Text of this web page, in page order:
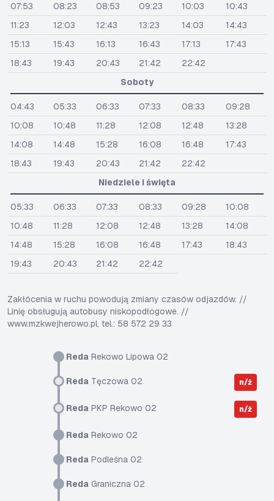
Reda Rekowo Lipowa 02
Reda Tęczowa 02 n/ż
Reda PKP Rekowo 02 n/ż
Reda Rekowo 02
Reda Podleśna 02
Reda Graniczna 02
07:53
08:23 08:53 09:23 10:03
10:43
11:23
12:03 12:43 13:23 14:03
14:43
15:13
15:43 16:13 16:43 17:13
17:43
18:43
19:43 20:43 21:42
22:42
Soboty
04:43 05:33 06:33 07:33 08:33
09:28
10:08
10:48 11:28 12:08 12:48
13:28
14:08
14:48 15:28 16:08 16:48
17:43
18:43
19:43 20:43 21:42
22:42
Niedziele i święta
05:33 06:33 07:33 08:33 09:28
10:08
10:48
11:28 12:08 12:48 13:28
14:08
14:48
15:28 16:08 16:48 17:43
18:43
19:43
20:43 21:42 22:42
Zakłócenia w ruchu powodują zmiany czasów odjazdów. //
Linię obsługują autobusy niskopodłogowe. //
www.mzkwejherowo.pl, tel.: 58 572 29 33